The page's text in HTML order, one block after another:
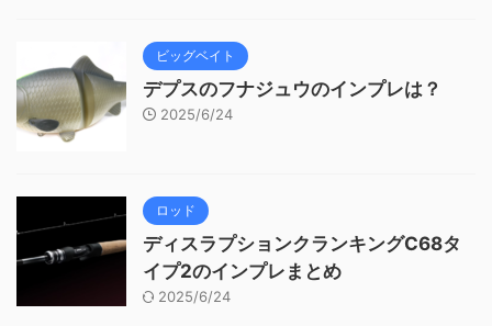
ビッグベイト
デプスのフナジュウのインプレは？
2025/6/24
ロッド
ディスラプションクランキングC68タ
イプ2のインプレまとめ
2025/6/24